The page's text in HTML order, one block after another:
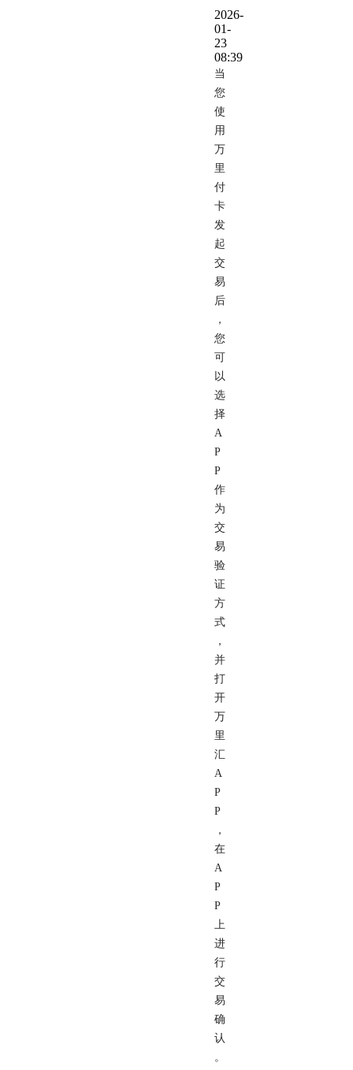
2026-
01-
23
08:39
当
您
使
用
万
里
付
卡
发
起
交
易
后
，
您
可
以
选
择
A
P
P
作
为
交
易
验
证
方
式
，
并
打
开
万
里
汇
A
P
P
，
在
A
P
P
上
进
行
交
易
确
认
。